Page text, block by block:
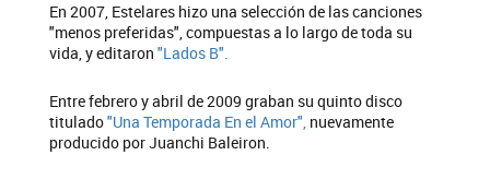
En 2007, Estelares hizo una selección de las canciones
"menos preferidas", compuestas a lo largo de toda su
vida, y editaron "Lados B".
Entre febrero y abril de 2009 graban su quinto disco
titulado"Una Temporada En el Amor", nuevamente
producido por Juanchi Baleiron.